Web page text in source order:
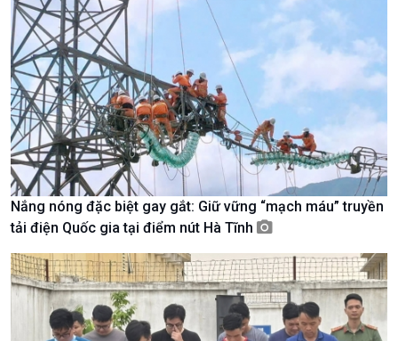
Chính trị
Chính phủ với người dân
Quốc hội với cử tri
Xây dựng đảng
Đảng trong cuộc sống
Thế giới
Vấn đề quốc tế
Hồ sơ sự kiện quốc tế
Thế giới & Việt Nam
Biên cương - Một dải vững
Nắng nóng đặc biệt gay gắt: Giữ vững “mạch máu” truyền
tải điện Quốc gia tại điểm nút Hà Tĩnh